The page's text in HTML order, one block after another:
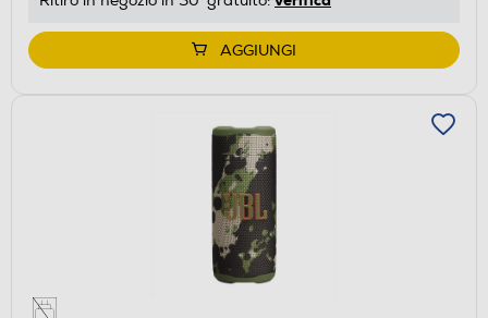
AGGIUNGI